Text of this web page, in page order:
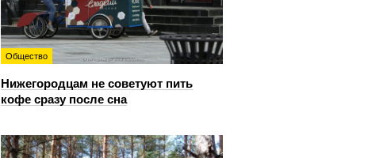
Общество
Нижегородцам не советуют пить
кофе сразу после сна